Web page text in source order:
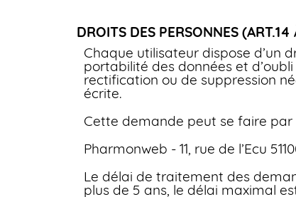
DROITS DES PERSONNES (ART.14
Chaque utilisateur dispose d’un
portabilité des données et
rectification ou de suppression
écrite.
Cette demande peut se faire par
Pharmonweb - 11, rue de l’Ecu
Le délai de traitement des
plus de 5 ans, le délai maximal